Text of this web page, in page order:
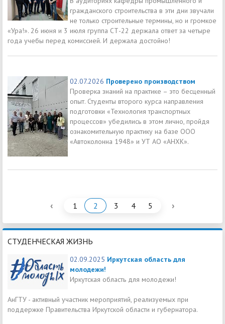
гражданского строительства в эти дни звучали
не только строительные термины, но и громкое
«Ура!». 26 июня и 3 июля группа СТ-22 держала ответ за четыре
года учебы перед комиссией. И держала достойно!
02.07.2026 Проверено производством
Проверка знаний на практике – это бесценный
опыт. Студенты второго курса направления
подготовки «Технология транспортных
процессов» убедились в этом лично, пройдя
ознакомительную практику на базе ООО
«Автоколонна 1948» и УТ АО «АНХК».
‹ 1 2 3 4 5 ›
СТУДЕНЧЕСКАЯ ЖИЗНЬ
02.09.2025 Иркутская область для
молодежи!
Иркутская область для молодежи!
АнГТУ - активный участник мероприятий, реализуемых при
поддержке Правительства Иркутской области и губернатора.